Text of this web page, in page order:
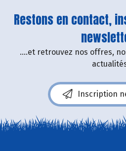
Restons en contact,
....et retrouvez nos offres,
Inscription